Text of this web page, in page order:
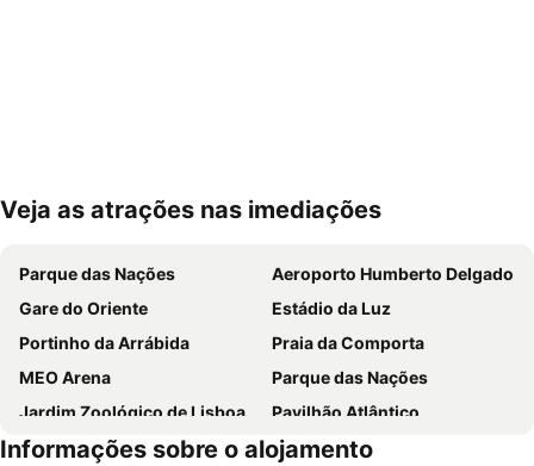
Ampliar mapa
Veja as atrações nas imediações
Parque das Nações
Aeroporto Humberto Delgado
Gare do Oriente
Estádio da Luz
Portinho da Arrábida
Praia da Comporta
MEO Arena
Parque das Nações
Jardim Zoológico de Lisboa
Pavilhão Atlântico
Passeio Marítimo de Algés
Benfica
Informações sobre o alojamento